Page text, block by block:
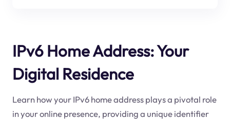
IPv6 Home Address: Your
Digital Residence
Learn how your IPv6 home address plays a pivotal role
in your online presence, providing a unique identifier